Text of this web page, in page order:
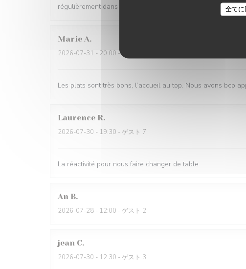
全て
régulièrement dans ce restaurant
Marie A
2026-07-31 - 20:00 - ゲスト 2
Les plats sont très bons, l’accueil au top. Nous avons bcp
Laurence R
2026-07-30 - 19:30 - ゲスト 7
La réactivité pour nous faire changer de table
An B
2026-07-28 - 12:00 - ゲスト 2
jean C
2026-07-30 - 12:30 - ゲスト 3